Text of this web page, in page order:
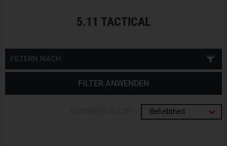
5.11 TACTICAL
FILTERN NACH:
FILTER ANWENDEN
Beliebtheit